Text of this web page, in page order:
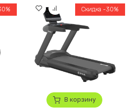
В корзину
Скидка -30%